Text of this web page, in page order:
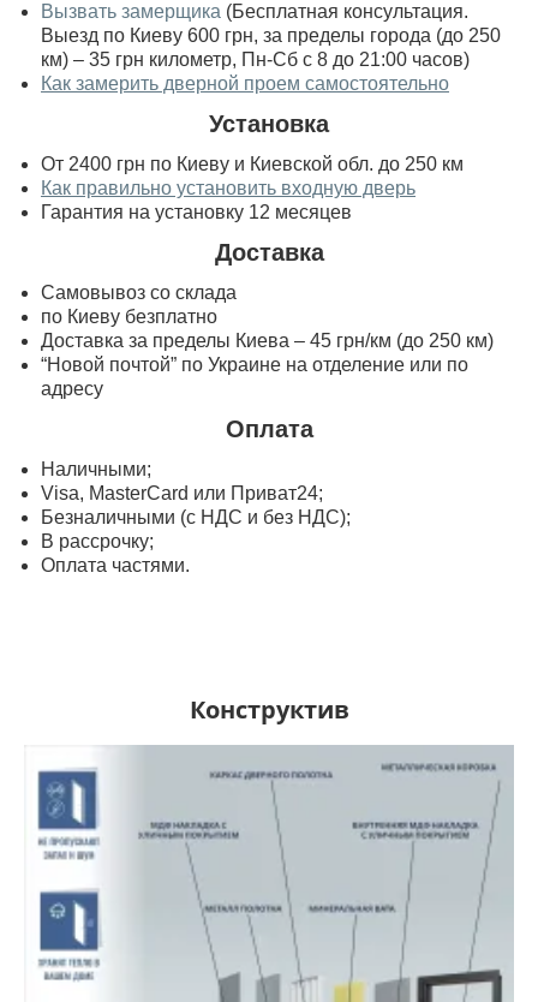
Вызвать замерщика (Бесплатная консультация.
Выезд по Киеву 600 грн, за пределы города (до 250
км) – 35 грн километр, Пн-Сб с 8 до 21:00 часов)
Как замерить дверной проем самостоятельно
Установка
От 2400 грн по Киеву и Киевской обл. до 250 км
Как правильно установить входную дверь
Гарантия на установку 12 месяцев
Доставка
Самовывоз со склада
по Киеву безплатно
Доставка за пределы Киева – 45 грн/км (до 250 км)
“Новой почтой” по Украине на отделение или по
адресу
Оплата
Наличными;
Visa, MasterСard или Приват24;
Безналичными (с НДС и без НДС);
В рассрочку;
Оплата частями.
Конструктив